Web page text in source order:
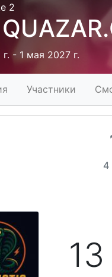
2
- 1 мая 2027 г.
Участники
4
13